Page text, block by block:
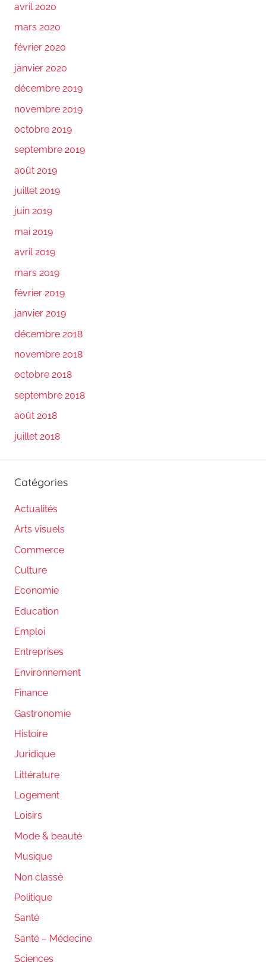
avril 2020
mars 2020
février 2020
janvier 2020
décembre 2019
novembre 2019
octobre 2019
septembre 2019
août 2019
juillet 2019
juin 2019
mai 2019
avril 2019
mars 2019
février 2019
janvier 2019
décembre 2018
novembre 2018
octobre 2018
septembre 2018
août 2018
juillet 2018
Catégories
Actualités
Arts visuels
Commerce
Culture
Economie
Education
Emploi
Entreprises
Environnement
Finance
Gastronomie
Histoire
Juridique
Littérature
Logement
Loisirs
Mode & beauté
Musique
Non classé
Politique
Santé
Santé – Médecine
Sciences